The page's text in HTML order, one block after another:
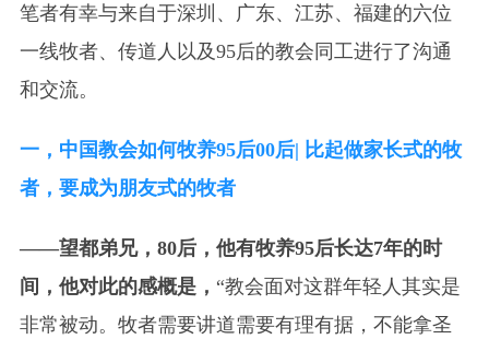
笔者有幸与来自于深圳、广东、江苏、福建的六位
一线牧者、传道人以及95后的教会同工进行了沟通
和交流。
一，中国教会如何牧养95后00后| 比起做家长式的牧
者，要成为朋友式的牧者
——望都弟兄，80后，他有牧养95后长达7年的时
间，他对此的感概是， “教会面对这群年轻人其实是
非常被动。牧者需要讲道需要有理有据，不能拿圣